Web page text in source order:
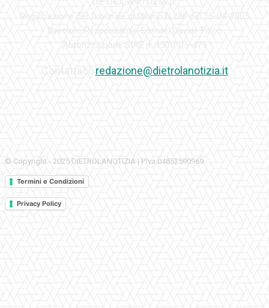
redazione@dietrolanotizia.it
© Copyright - 2025 DIETROLANOTIZIA | P.Iva 04852590969
Termini e Condizioni
Privacy Policy